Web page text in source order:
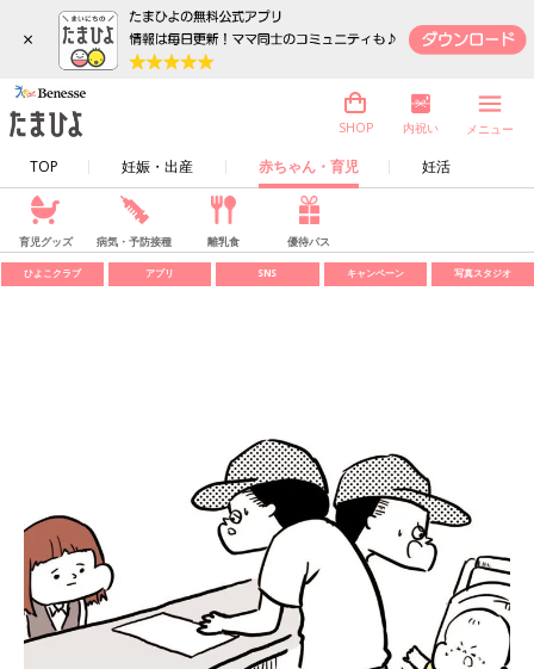
×
TOP 妊娠・出産 赤ちゃん・育児 妊活
SHOP 内祝い メニュー
育児グッズ 病気・予防接種 離乳食 優待パス
ひよこクラブ アプリ SNS キャンペーン 写真スタジオ